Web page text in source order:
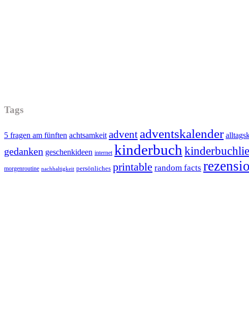
Tags
5 fragen am fünften achtsamkeit advent adventskalender
gedanken geschenkideen internet kinderbuch
morgenroutine nachhaltigkeit persönliches printable random facts